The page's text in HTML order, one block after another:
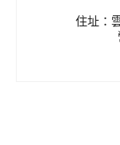
住址：